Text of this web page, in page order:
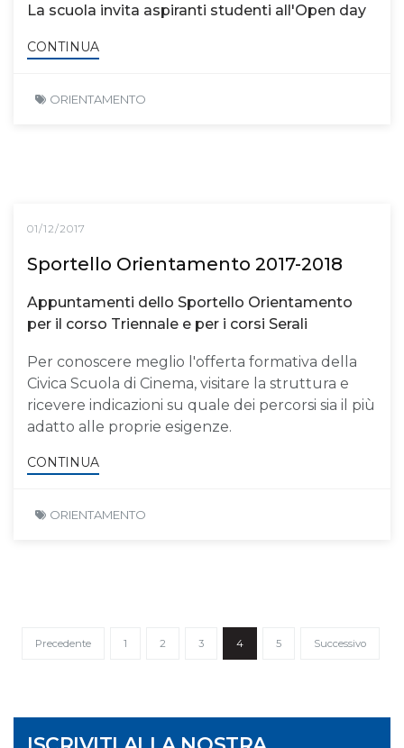
La scuola invita aspiranti studenti all'Open day
CONTINUA
ORIENTAMENTO
01/12/2017
Sportello Orientamento 2017-2018
Appuntamenti dello Sportello Orientamento
per il corso Triennale e per i corsi Serali
Per conoscere meglio l'offerta formativa della
Civica Scuola di Cinema, visitare la struttura e
ricevere indicazioni su quale dei percorsi sia il più
adatto alle proprie esigenze.
CONTINUA
ORIENTAMENTO
Precedente 1 2 3 4 5 Successivo